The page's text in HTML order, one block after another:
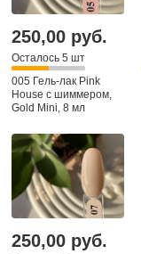
250,00 руб.
Осталось 5 шт
005 Гель-лак Pink
House с шиммером,
Gold Mini, 8 мл
250,00 руб.